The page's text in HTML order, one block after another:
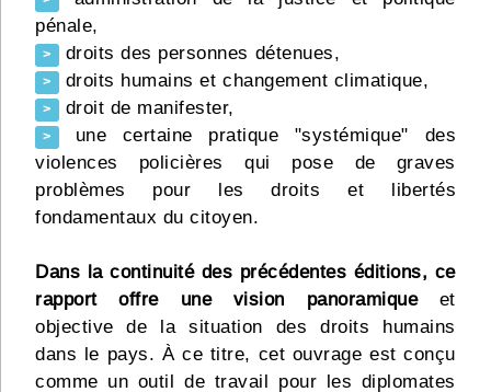
pénale,
> droits des personnes détenues,
> droits humains et changement climatique,
> droit de manifester,
> une certaine pratique "systémique" des
violences policières qui pose de graves
problèmes pour les droits et libertés
fondamentaux du citoyen.
Dans la continuité des précédentes éditions, ce
rapport offre une vision panoramiqueet
objective de la situation des droits humains
dans le pays. À ce titre, cet ouvrage est conçu
comme un outil de travail pour les diplomates